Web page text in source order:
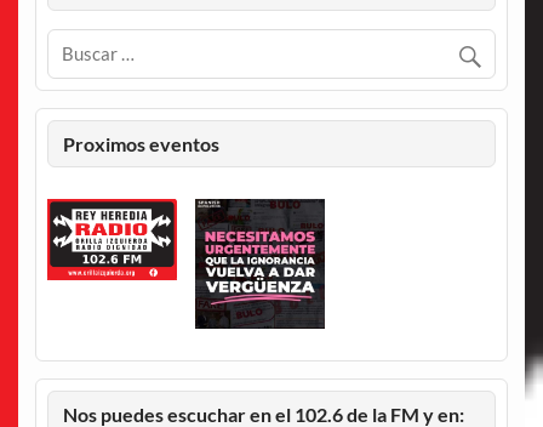
Proximos eventos
Nos puedes escuchar en el 102.6 de la FM y en: